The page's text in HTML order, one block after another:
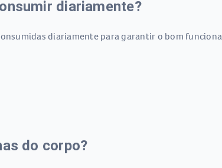
diariamente?
diariamente para garantir o bom
do corpo?